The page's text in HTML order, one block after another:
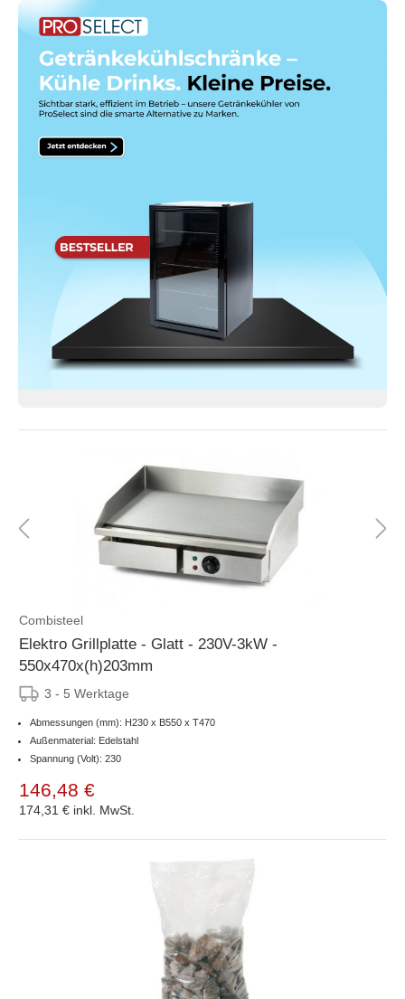
Combisteel
Elektro Grillplatte - Glatt - 230V-3kW -
550x470x(h)203mm
3 - 5 Werktage
Abmessungen (mm): H230 x B550 x T470
Außenmaterial: Edelstahl
Spannung (Volt): 230
146,48 €
174,31 € inkl. MwSt.